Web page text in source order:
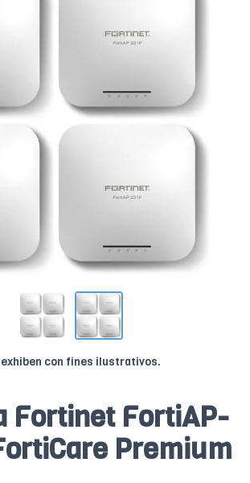
con fines ilustrativos.
Fortinet FortiAP-
Premium